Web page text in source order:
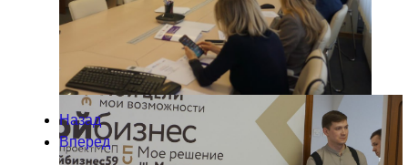
Назад
Вперед